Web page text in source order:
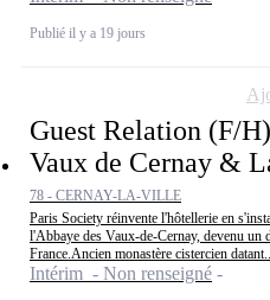
Publié il y a 19 jours
Guest Relation (F/
Vaux de Cernay &
78 - CERNAY-LA-VILLE
Paris Society réinvente l'hôtellerie en
l'Abbaye des Vaux-de-Cernay, devenu un
France.Ancien monastère cistercien datant...
Intérim - Non renseigné